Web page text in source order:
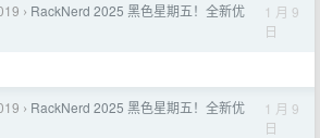
› RackNerd 2025 黑色星期五！全新优
1 月 9
日
› RackNerd 2025 黑色星期五！全新优
1 月 9
日